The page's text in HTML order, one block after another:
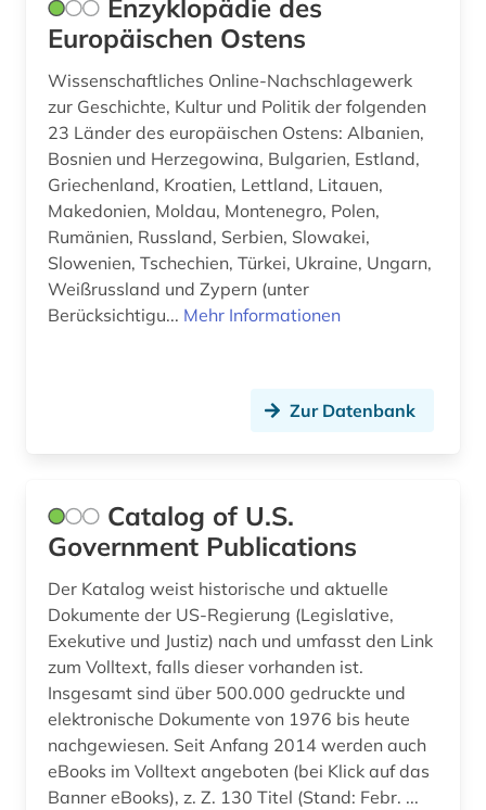
quellen (3)
recht (10)
rechtsgeschichte (1)
rechtswissenschaft (1)
regierung (4)
regierungsdokumente (2)
regierungsorgane (1)
russland (13)
schweiz (1)
sicherheit (2)
singapur (1)
sinologie (2)
skandinavien (1)
Enzyklopädie des
Europäischen Ostens
Wissenschaftliches Online-Nachschlagewerk
zur Geschichte, Kultur und Politik der folgenden
23 Länder des europäischen Ostens: Albanien,
Bosnien und Herzegowina, Bulgarien, Estland,
Griechenland, Kroatien, Lettland, Litauen,
Makedonien, Moldau, Montenegro, Polen,
Rumänien, Russland, Serbien, Slowakei,
Slowenien, Tschechien, Türkei, Ukraine, Ungarn,
Weißrussland und Zypern (unter
Berücksichtigu... Mehr Informationen
Zur Datenbank
Catalog of U.S.
Government Publications
Der Katalog weist historische und aktuelle
Dokumente der US-Regierung (Legislative,
Exekutive und Justiz) nach und umfasst den Link
zum Volltext, falls dieser vorhanden ist.
Insgesamt sind über 500.000 gedruckte und
elektronische Dokumente von 1976 bis heute
nachgewiesen. Seit Anfang 2014 werden auch
eBooks im Volltext angeboten (bei Klick auf das
Banner eBooks), z. Z. 130 Titel (Stand: Febr. ...